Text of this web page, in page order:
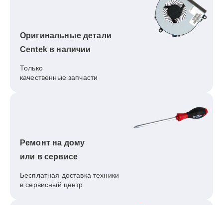
Оригинальные детали
Centek в наличии
Только
качественные запчасти
Ремонт на дому
или в сервисе
Бесплатная доставка техники
в сервисный центр